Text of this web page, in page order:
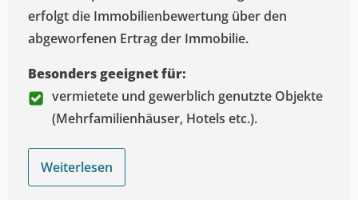
erfolgt die Immobilienbewertung über den
abgeworfenen Ertrag der Immobilie.
Besonders geeignet für:
vermietete und gewerblich genutzte Objekte
(Mehrfamilienhäuser, Hotels etc.).
Weiterlesen